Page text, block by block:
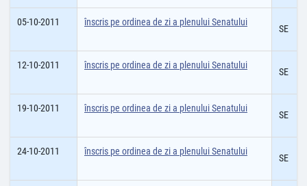
05-10-2011 înscris pe ordinea de zi a plenului Senatului
SE
12-10-2011 înscris pe ordinea de zi a plenului Senatului
SE
19-10-2011 înscris pe ordinea de zi a plenului Senatului
SE
24-10-2011 înscris pe ordinea de zi a plenului Senatului
SE